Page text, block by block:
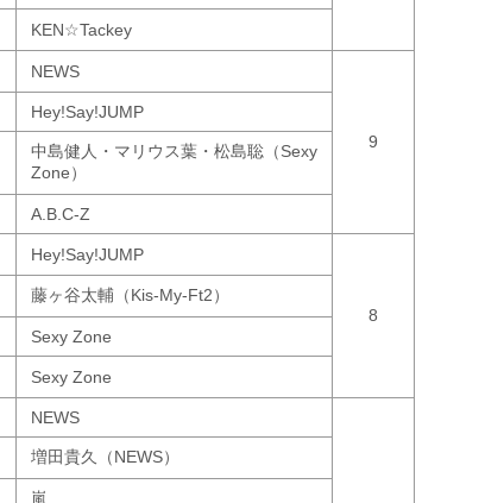
KEN☆Tackey
NEWS
9
Hey!Say!JUMP
中島健人・マリウス葉・松島聡（Sexy
Zone）
A.B.C-Z
Hey!Say!JUMP
8
藤ヶ谷太輔（Kis-My-Ft2）
Sexy Zone
Sexy Zone
NEWS
増田貴久（NEWS）
嵐